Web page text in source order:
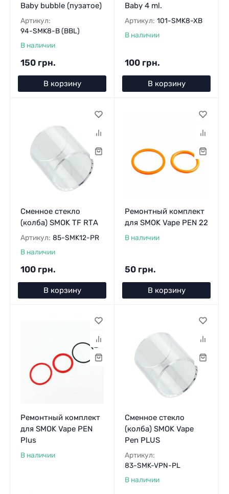
Baby bubble (пузатое)
Артикул:
94-SMK8-B (BBL)
В наличии
150 грн.
В корзину
Baby 4 ml.
Артикул: 101-SMK8-XB
В наличии
100 грн.
В корзину
Сменное стекло
(колба) SMOK TF RТA
Артикул: 85-SMK12-PR
В наличии
100 грн.
В корзину
Ремонтный комплект
для SMOK Vape PEN 22
В наличии
50 грн.
В корзину
Ремонтный комплект
для SMOK Vape PEN
Plus
В наличии
Сменное стекло
(колба) SMOK Vape
Pen PLUS
Артикул:
83-SMK-VPN-PL
В наличии